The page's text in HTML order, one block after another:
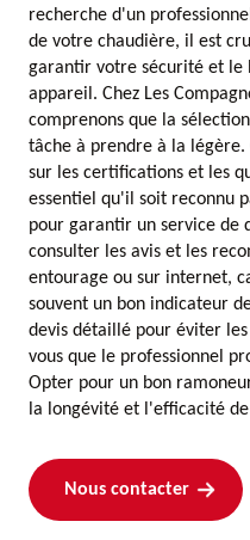
recherche d'un
de votre chaudière, il est
garantir votre sécurité et le
appareil. Chez Les
comprenons que la
tâche à prendre à la légère.
sur les certifications et les
essentiel qu'il soit reconnu
pour garantir un service de
consulter les avis et les
entourage ou sur internet,
souvent un bon indicateur
devis détaillé pour éviter
vous que le professionnel
Opter pour un bon
la longévité et l'efficacité
Nous contacter